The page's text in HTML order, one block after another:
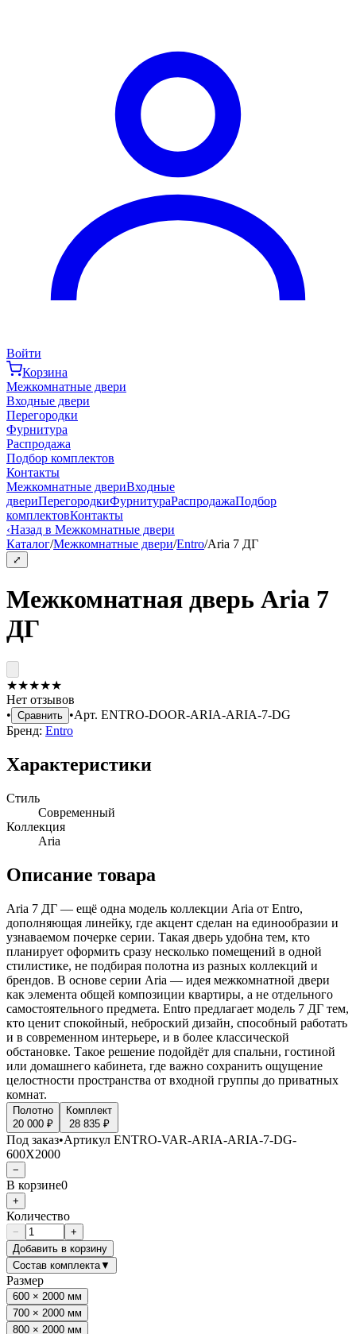
Войти
Корзина
Межкомнатные двери
Входные двери
Перегородки
Фурнитура
Распродажа
Подбор комплектов
Контакты
Межкомнатные двериВходные
двериПерегородкиФурнитураРаспродажаПодбор
комплектовКонтакты
‹Назад в Межкомнатные двери
Каталог/Межкомнатные двери/Entro/Aria 7 ДГ
⤢
Межкомнатная дверь Aria 7
ДГ
★★★★★
Нет отзывов
• Сравнить •Арт. ENTRO-DOOR-ARIA-ARIA-7-DG
Бренд: Entro
Характеристики
Стиль
Современный
Коллекция
Aria
Описание товара
Aria 7 ДГ — ещё одна модель коллекции Aria от Entro,
дополняющая линейку, где акцент сделан на единообразии и
узнаваемом почерке серии. Такая дверь удобна тем, кто
планирует оформить сразу несколько помещений в одной
стилистике, не подбирая полотна из разных коллекций и
брендов. В основе серии Aria — идея межкомнатной двери
как элемента общей композиции квартиры, а не отдельного
самостоятельного предмета. Entro предлагает модель 7 ДГ тем,
кто ценит спокойный, неброский дизайн, способный работать
и в современном интерьере, и в более классической
обстановке. Такое решение подойдёт для спальни, гостиной
или домашнего кабинета, где важно сохранить ощущение
целостности пространства от входной группы до приватных
комнат.
Полотно
20 000 ₽
Комплект
28 835 ₽
Под заказ•Артикул ENTRO-VAR-ARIA-ARIA-7-DG-
600X2000
−
В корзине0
+
Количество
−
+
Добавить в корзину
Состав комплекта▼
Размер
600 × 2000 мм
700 × 2000 мм
800 × 2000 мм